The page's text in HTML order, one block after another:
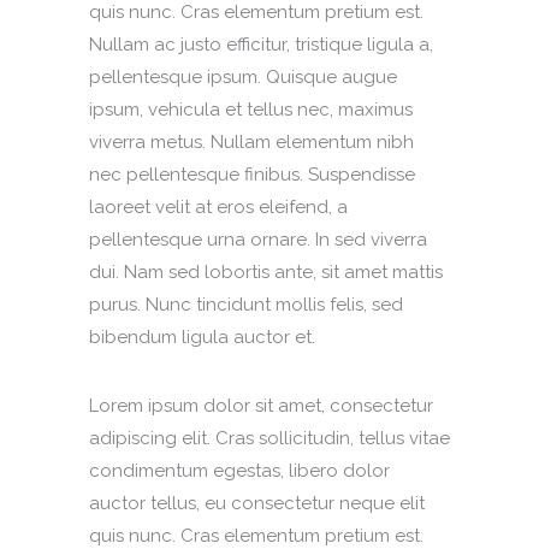
quis nunc. Cras elementum pretium est.
Nullam ac justo efficitur, tristique ligula a,
pellentesque ipsum. Quisque augue
ipsum, vehicula et tellus nec, maximus
viverra metus. Nullam elementum nibh
nec pellentesque finibus. Suspendisse
laoreet velit at eros eleifend, a
pellentesque urna ornare. In sed viverra
dui. Nam sed lobortis ante, sit amet mattis
purus. Nunc tincidunt mollis felis, sed
bibendum ligula auctor et.
Lorem ipsum dolor sit amet, consectetur
adipiscing elit. Cras sollicitudin, tellus vitae
condimentum egestas, libero dolor
auctor tellus, eu consectetur neque elit
quis nunc. Cras elementum pretium est.